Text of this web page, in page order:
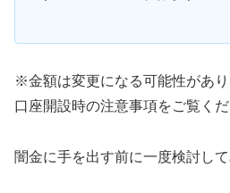
※金額は変更になる可能性があ
口座開設時の注意事項をご覧く
闇金に手を出す前に一度検討して